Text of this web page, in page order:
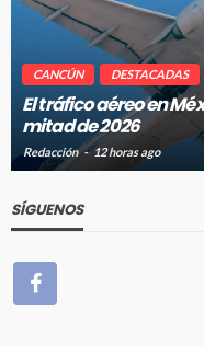
CANCÚN DESTACADAS
El tráfico aéreo en
mitad de 2026
Redacción 12 horas ago
SÍGUENOS